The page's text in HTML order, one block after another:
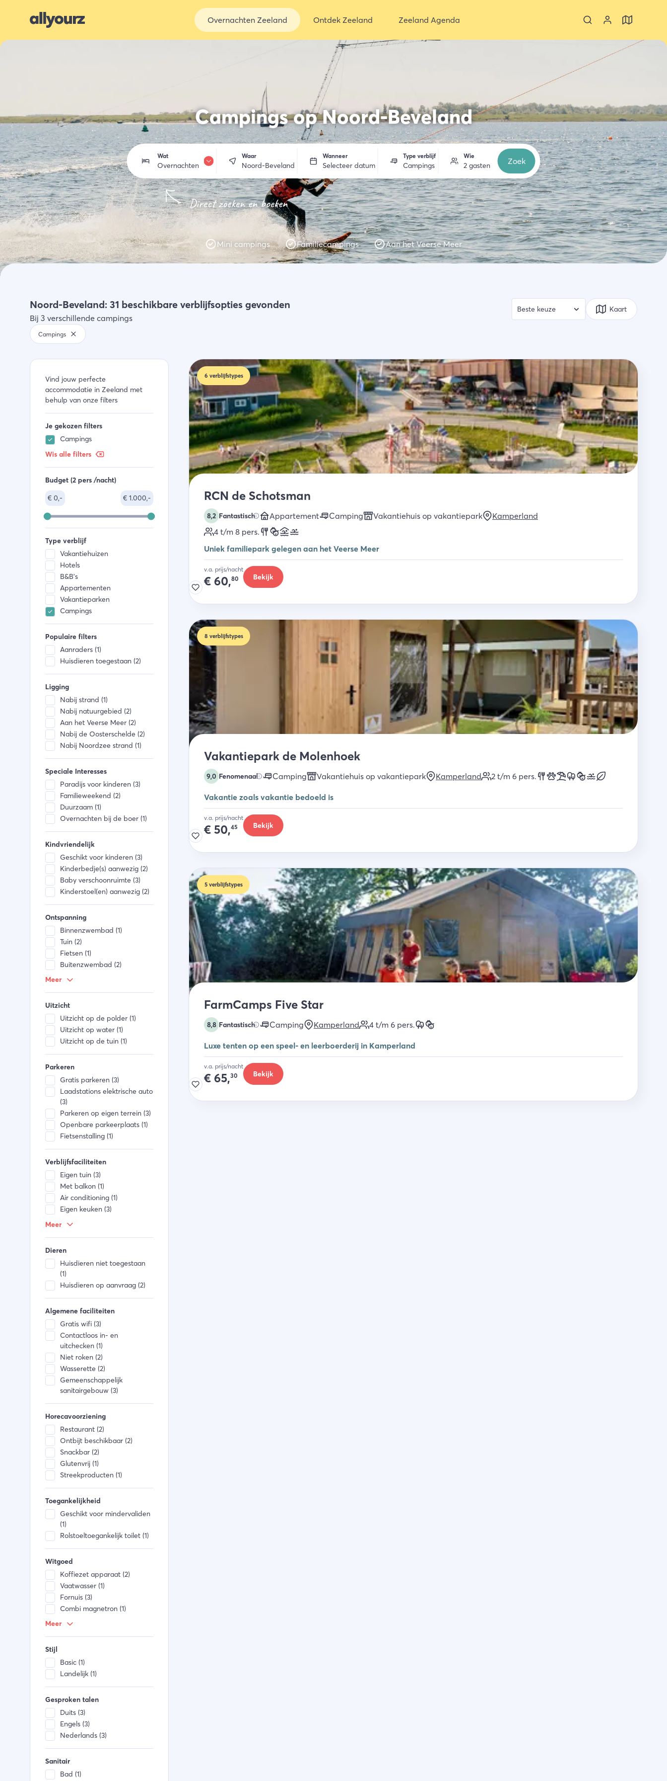
Overnachten Zeeland Ontdek Zeeland Zeeland Agenda
Campings op Noord-Beveland
Wat
Overnachten
Overnachten
Eten & drinken
Activiteiten
Winkelen
Waar
Noord-Beveland
Wanneer
Selecteer datum
Type verblijf
Campings
Wie
2 gasten Zoek
Direct zoeken en boeken
Mini campings Familiecampings Aan het Veerse Meer
Noord-Beveland: 31 beschikbare verblijfsopties gevonden
Bij 3 verschillende campings
Kaart
Campings
Vind jouw perfecte
accommodatie in Zeeland met
behulp van onze filters
Je gekozen filters
Campings
Wis alle filters
Budget (2 pers /nacht)
€ 0,- € 1.000,-
Type verblijf
Vakantiehuizen
Hotels
B&B's
Appartementen
Vakantieparken
Campings
Populaire filters
Aanraders (1)
Huisdieren toegestaan (2)
Ligging
Nabij strand (1)
Nabij natuurgebied (2)
Aan het Veerse Meer (2)
Nabij de Oosterschelde (2)
Nabij Noordzee strand (1)
Speciale Interesses
Paradijs voor kinderen (3)
Familieweekend (2)
Duurzaam (1)
Overnachten bij de boer (1)
Kindvriendelijk
Geschikt voor kinderen (3)
Kinderbedje(s) aanwezig (2)
Baby verschoonruimte (3)
Kinderstoel(en) aanwezig (2)
Ontspanning
Binnenzwembad (1)
Tuin (2)
Fietsen (1)
Buitenzwembad (2)
Speeltuin binnen (2)
Spelletjes aanwezig (2)
Tafeltennistafel (2)
Kinderboerderij (1)
Sportveld (2)
Tennisbaan (1)
Recreatieruimte (3)
Animatieteam (2)
Peuterbad (1)
Meer
Uitzicht
Uitzicht op de polder (1)
Uitzicht op water (1)
Uitzicht op de tuin (1)
Parkeren
Gratis parkeren (3)
Laadstations elektrische auto
(3)
Parkeren op eigen terrein (3)
Openbare parkeerplaats (1)
Fietsenstalling (1)
Verblijfsfaciliteiten
Eigen tuin (3)
Met balkon (1)
Air conditioning (1)
Eigen keuken (3)
Meer
Dieren
Huisdieren niet toegestaan
(1)
Huisdieren op aanvraag (2)
Algemene faciliteiten
Gratis wifi (3)
Contactloos in- en
uitchecken (1)
Niet roken (2)
Wasserette (2)
Gemeenschappelijk
sanitairgebouw (3)
Horecavoorziening
Restaurant (2)
Ontbijt beschikbaar (2)
Snackbar (2)
Glutenvrij (1)
Streekproducten (1)
Toegankelijkheid
Geschikt voor mindervaliden
(1)
Rolstoeltoegankelijk toilet (1)
Witgoed
Koffiezet apparaat (2)
Vaatwasser (1)
Fornuis (3)
Combi magnetron (1)
Meer
Stijl
Basic (1)
Landelijk (1)
Gesproken talen
Duits (3)
Engels (3)
Nederlands (3)
Sanitair
Bad (1)
6 verblijfstypes
RCN de Schotsman
8,2 Fantastisch Appartement Camping Vakantiehuis op vakantiepark
Kamperland
4 t/m 8 pers.
Uniek familiepark gelegen aan het Veerse Meer
v.a. prijs/nacht
€ 60,80 Bekijk
8 verblijfstypes
Vakantiepark de Molenhoek
9,0 Fenomenaal Camping Vakantiehuis op vakantiepark Kamperland 2 t/m 6 pers.
Vakantie zoals vakantie bedoeld is
v.a. prijs/nacht
€ 50,45 Bekijk
5 verblijfstypes
FarmCamps Five Star
8,8 Fantastisch Camping Kamperland 4 t/m 6 pers.
Luxe tenten op een speel- en leerboerderij in Kamperland
v.a. prijs/nacht
€ 65,30 Bekijk